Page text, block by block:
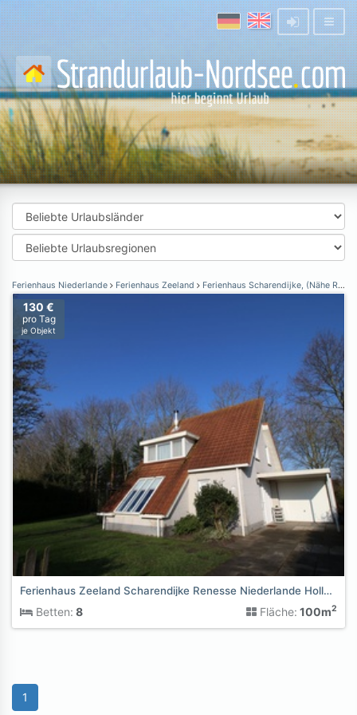
Ferienhaus Niederlande Ferienhaus Zeeland Ferienhaus Scharendijke, (Nähe Renesse)
130 €
pro Tag
je Objekt
Ferienhaus Zeeland Scharendijke Renesse Niederlande Holland
Betten: 8 Fläche: 100m2
1